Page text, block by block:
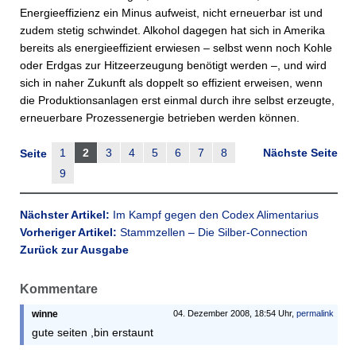
Energieeffizienz ein Minus aufweist, nicht erneuerbar ist und
zudem stetig schwindet. Alkohol dagegen hat sich in Amerika
bereits als energieeffizient erwiesen – selbst wenn noch Kohle
oder Erdgas zur Hitzeerzeugung benötigt werden –, und wird
sich in naher Zukunft als doppelt so effizient erweisen, wenn
die Produktionsanlagen erst einmal durch ihre selbst erzeugte,
erneuerbare Prozessenergie betrieben werden können.
Nächste Seite
Seite 1 2 3 4 5 6 7
8
9
Nächster Artikel: Im Kampf gegen den Codex Alimentarius
Vorheriger Artikel: Stammzellen – Die Silber-Connection
Zurück zur Ausgabe
Kommentare
04. Dezember 2008, 18:54 Uhr, permalink
winne
gute seiten ,bin erstaunt